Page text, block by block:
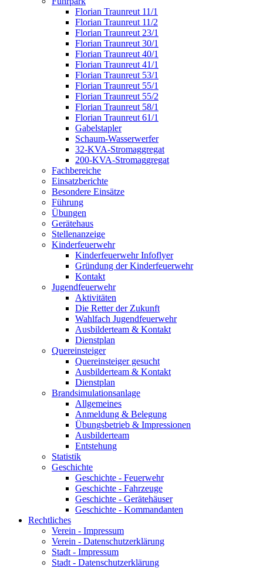
Florian Traunreut 11/1
Florian Traunreut 11/2
Florian Traunreut 23/1
Florian Traunreut 30/1
Florian Traunreut 40/1
Florian Traunreut 41/1
Florian Traunreut 53/1
Florian Traunreut 55/1
Florian Traunreut 55/2
Florian Traunreut 58/1
Florian Traunreut 61/1
Gabelstapler
Schaum-Wasserwerfer
32-KVA-Stromaggregat
200-KVA-Stromaggregat
Fachbereiche
Einsatzberichte
Besondere Einsätze
Führung
Übungen
Gerätehaus
Stellenanzeige
Kinderfeuerwehr
Kinderfeuerwehr Infoflyer
Gründung der Kinderfeuerwehr
Kontakt
Jugendfeuerwehr
Aktivitäten
Die Retter der Zukunft
Wahlfach Jugendfeuerwehr
Ausbilderteam & Kontakt
Dienstplan
Quereinsteiger
Quereinsteiger gesucht
Ausbilderteam & Kontakt
Dienstplan
Brandsimulationsanlage
Allgemeines
Anmeldung & Belegung
Übungsbetrieb & Impressionen
Ausbilderteam
Entstehung
Statistik
Geschichte
Geschichte - Feuerwehr
Geschichte - Fahrzeuge
Geschichte - Gerätehäuser
Geschichte - Kommandanten
Rechtliches
Verein - Impressum
Verein - Datenschutzerklärung
Stadt - Impressum
Stadt - Datenschutzerklärung